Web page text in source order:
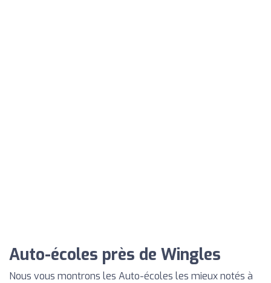
Auto-écoles près de Wingles
Nous vous montrons les Auto-écoles les mieux notés à